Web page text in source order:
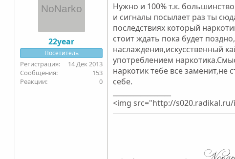
22year
Посетитель
14 Дек 2013
153
0
Нужно и 100% т.к.
и сигналы посылает раз ты
последствиях который
стоит ждать пока будет
наслаждения,искусственный
употреблением
наркотик тебе все заменит,не
себе.
<img src="http://